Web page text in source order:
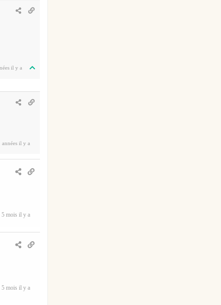
il y a
années il y a
5 mois il y a
5 mois il y a